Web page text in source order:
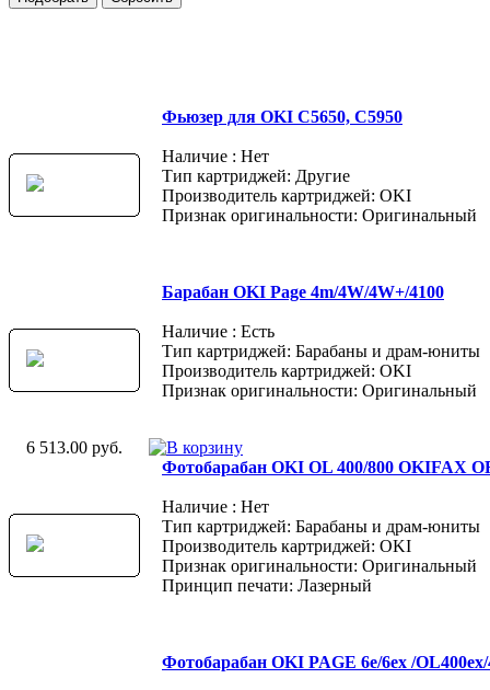
Фьюзер для OKI C5650, C5950
Наличие : Нет
Тип картриджей: Другие
Производитель картриджей: OKI
Признак оригинальности: Оригинальный
Барабан OKI Page 4m/4W/4W+/4100
Наличие : Есть
Тип картриджей: Барабаны и драм-юниты
Производитель картриджей: OKI
Признак оригинальности: Оригинальный
6 513.00 руб.
Фотобарабан OKI OL 400/800 OKIFAX
Наличие : Нет
Тип картриджей: Барабаны и драм-юниты
Производитель картриджей: OKI
Признак оригинальности: Оригинальный
Принцип печати: Лазерный
Фотобарабан OKI PAGE 6e/6ex /OL400ex/